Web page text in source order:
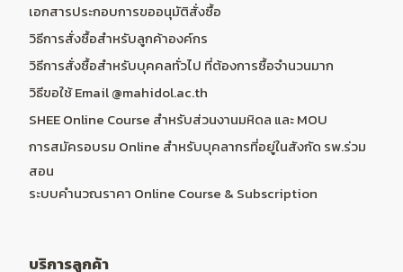
เอกสารประกอบการขออนุมัติสั่งซื้อ
วิธีการสั่งซื้อสำหรับลูกค้าองค์กร
วิธีการสั่งซื้อสำหรับบุคคลทั่วไป ที่ต้องการซื้อจำนวนมาก
วิธีขอใช้ Email @mahidol.ac.th
SHEE Online Course สำหรับส่วนงานมหิดล และ MOU
การสมัครอบรม Online สำหรับบุคลากรที่อยู่ในสังกัด รพ.ร่วม
สอน
ระบบคำนวณราคา Online Course & Subscription
บริการลูกค้า